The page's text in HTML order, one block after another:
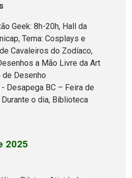
Geek: 8h-20h, Hall da
Tema: Cosplays e
Cavaleiros do Zodíaco,
a Mão Livre da Art
de Desenho
Desapega BC – Feira de
o dia, Biblioteca
2025